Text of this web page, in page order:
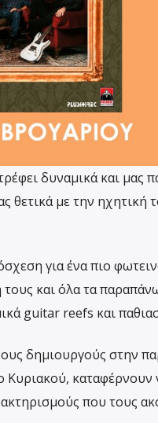
δυναμικά και μας
θετικά με την ηχητική
για ένα πιο
και όλα τα
guitar reefs και
δημιουργούς στην
καταφέρνουν
που τους